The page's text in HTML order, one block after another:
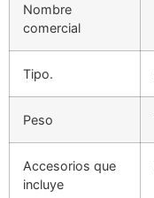
Nombre
comercial
Tipo.
Peso
Accesorios que
incluye